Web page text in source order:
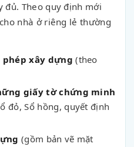
đủ. Theo quy định mới
nhà ở riêng lẻ thường
xây dựng (theo
giấy tờ chứng minh
đỏ, Sổ hồng, quyết định
(gồm bản vẽ mặt